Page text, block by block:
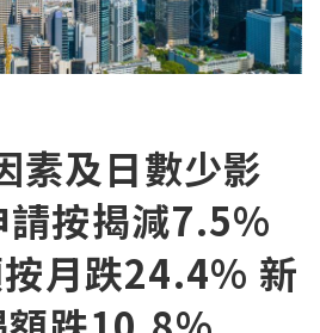
素及日數少影
按揭減7.5%
月跌24.4% 新